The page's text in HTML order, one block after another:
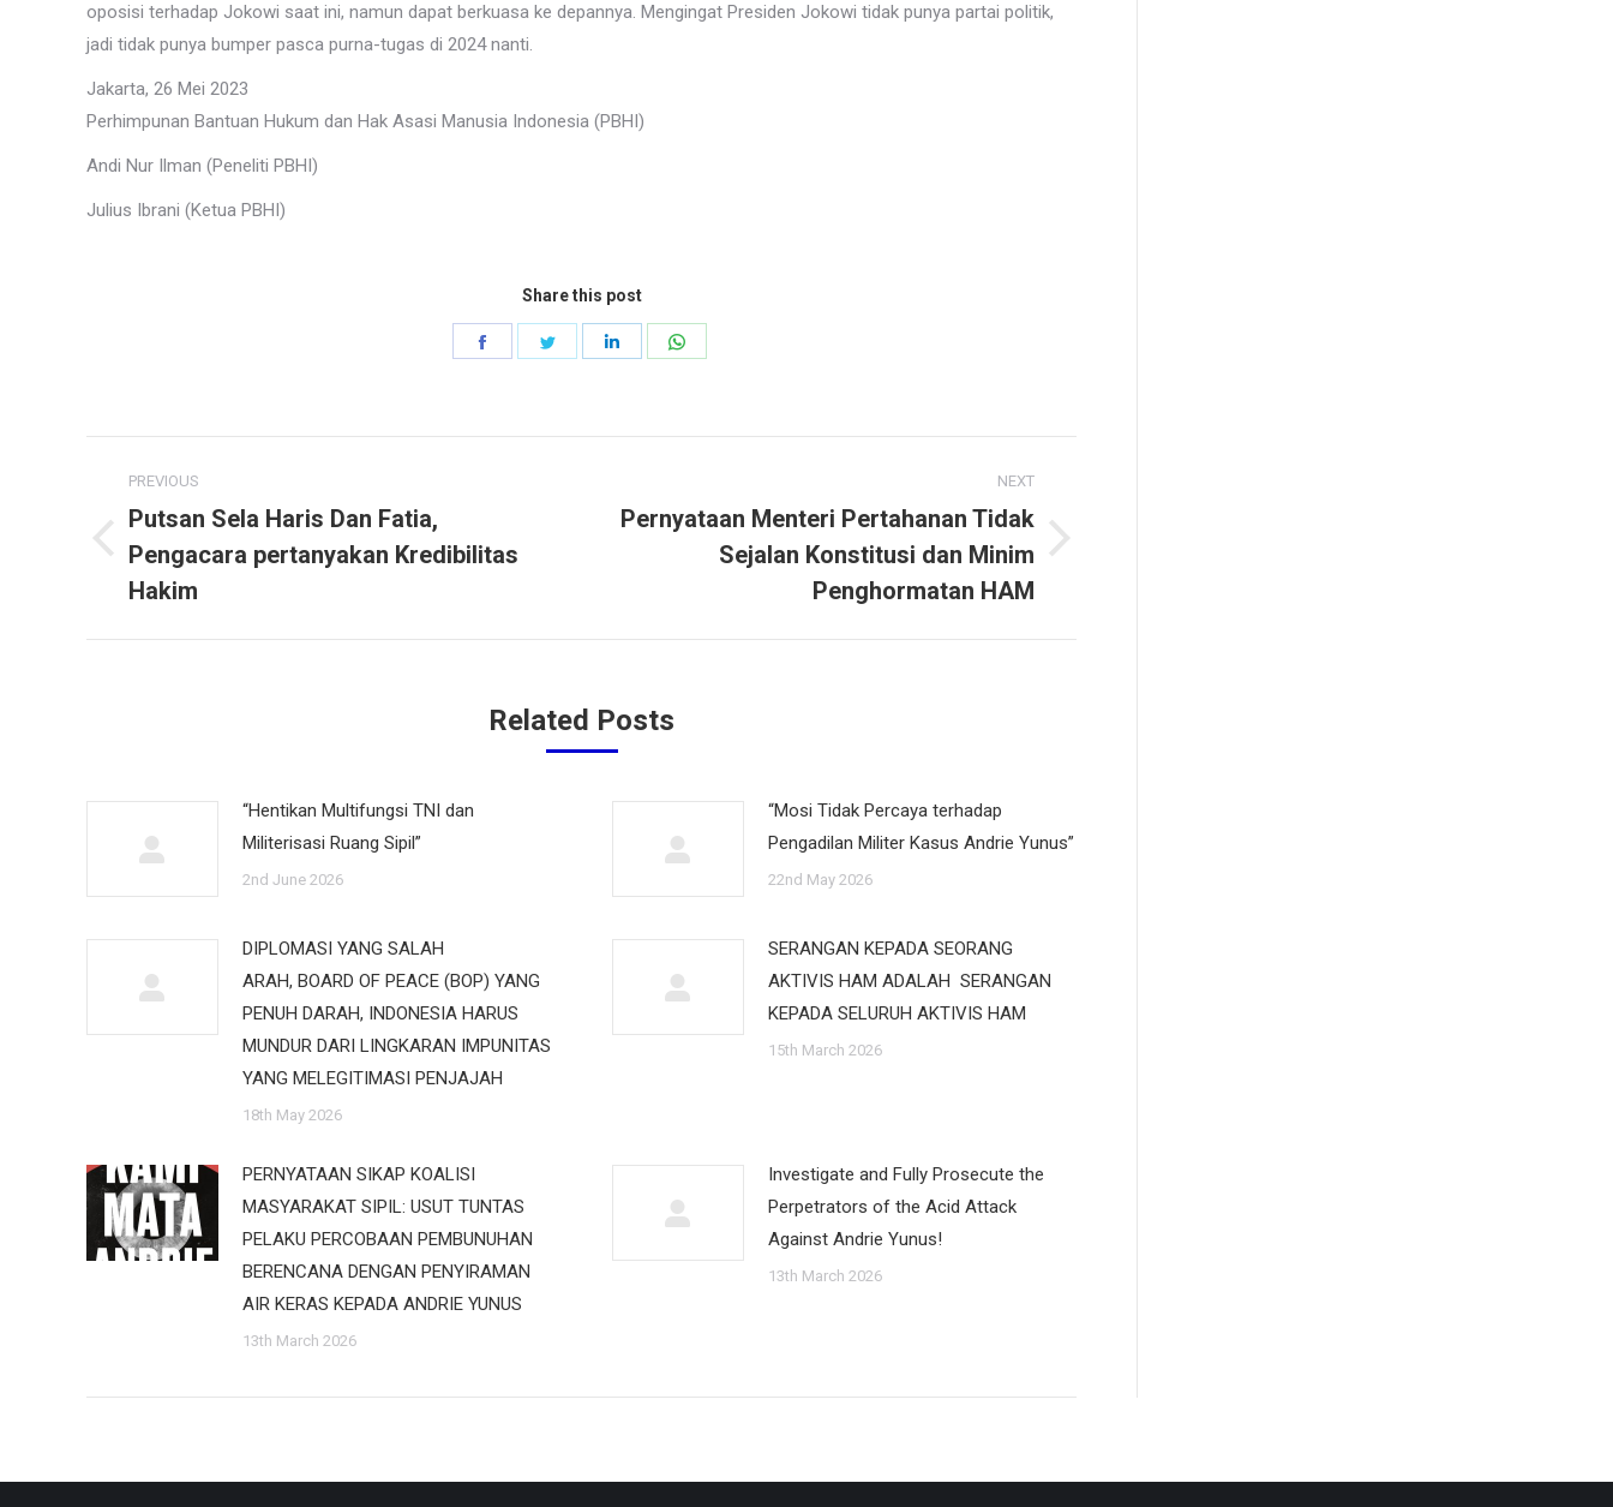
oposisi terhadap Jokowi saat ini, namun dapat berkuasa ke depannya. Mengingat Presiden Jokowi tidak punya partai politik,
jadi tidak punya bumper pasca purna-tugas di 2024 nanti.
Jakarta, 26 Mei 2023
Perhimpunan Bantuan Hukum dan Hak Asasi Manusia Indonesia (PBHI)
Andi Nur Ilman (Peneliti PBHI)
Julius Ibrani (Ketua PBHI)
Share this post
Share
Share
navigation
PREVIOUS
Previous
post:
Putsan Sela Haris Dan Fatia,
Pengacara pertanyakan Kredibilitas
Hakim
NEXT
Pernyataan Menteri Pertahanan Tidak
Sejalan Konstitusi dan Minim
Penghormatan HAM
Related Posts
“Hentikan Multifungsi TNI dan
Militerisasi Ruang Sipil”
2nd June 2026
“Mosi Tidak Percaya terhadap
Pengadilan Militer Kasus Andrie Yunus”
22nd May 2026
DIPLOMASI YANG SALAH
ARAH, BOARD OF PEACE (BOP) YANG
PENUH DARAH, INDONESIA HARUS
MUNDUR DARI LINGKARAN IMPUNITAS
YANG MELEGITIMASI PENJAJAH
18th May 2026
SERANGAN KEPADA SEORANG
AKTIVIS HAM ADALAH SERANGAN
KEPADA SELURUH AKTIVIS HAM
15th March 2026
PERNYATAAN SIKAP KOALISI
MASYARAKAT SIPIL: USUT TUNTAS
PELAKU PERCOBAAN PEMBUNUHAN
BERENCANA DENGAN PENYIRAMAN
AIR KERAS KEPADA ANDRIE YUNUS
13th March 2026
Investigate and Fully Prosecute the
Perpetrators of the Acid Attack
Against Andrie Yunus!
13th March 2026